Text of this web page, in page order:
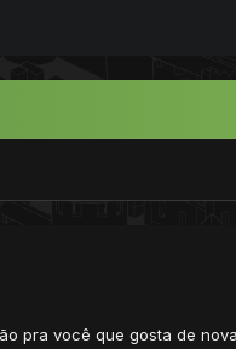
pra você que gosta de